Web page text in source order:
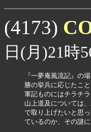
(4173)
日(月)21時
『一夢庵風流記』の
勝の挙兵に応じたこ
軍記ものにはチラチラ
山上道及については
で取り上げたいと思